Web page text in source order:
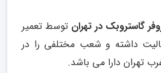
گاستروبک در تهران توسط تعمیر
داشته و شعب مختلفی را در
تهران دارا می باشد.